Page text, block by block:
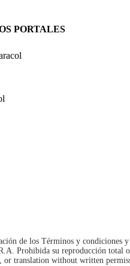
PORTALES
de los Términos y condiciones y
Prohibida su reproducción
translation without written